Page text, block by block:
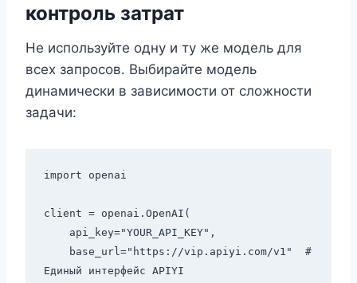
контроль затрат
Не используйте одну и ту же модель для
всех запросов. Выбирайте модель
динамически в зависимости от сложности
задачи:
import openai
client = openai.OpenAI(
Единый интерфейс APIYI